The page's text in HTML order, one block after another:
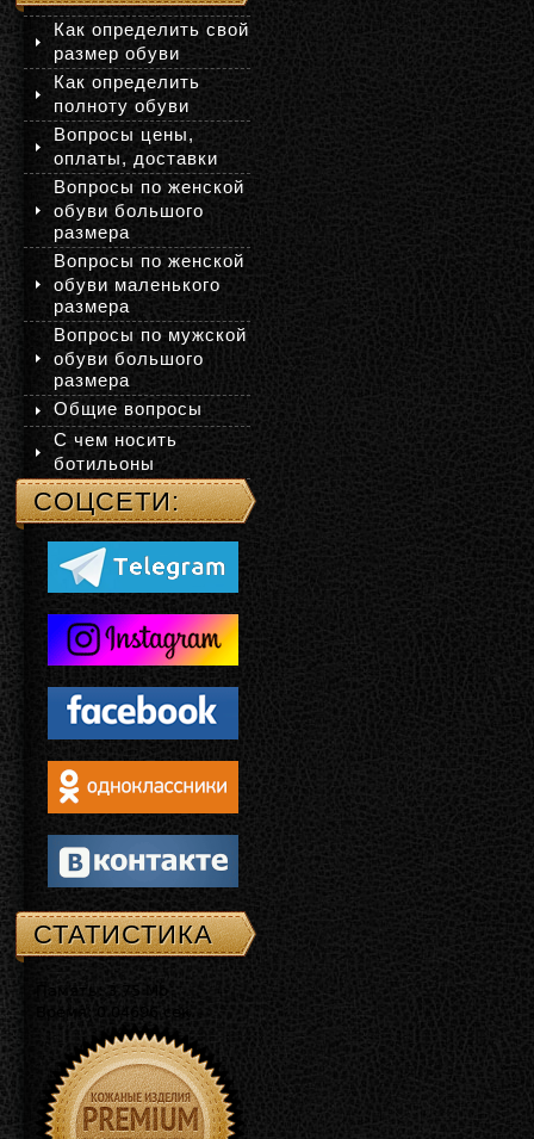
Как определить свой
размер обуви
Как определить
полноту обуви
Вопросы цены,
оплаты, доставки
Вопросы по женской
обуви большого
размера
Вопросы по женской
обуви маленького
размера
Вопросы по мужской
обуви большого
размера
Общие вопросы
С чем носить
ботильоны
СОЦСЕТИ:
СТАТИСТИКА
Память: 3.75 Mb
Время: 0.04696 сек.